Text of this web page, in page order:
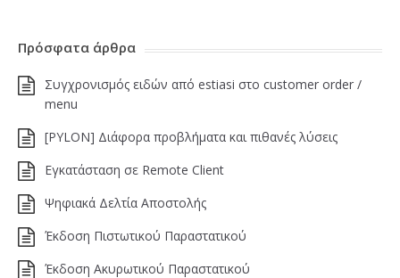
Πρόσφατα άρθρα
Συγχρονισμός ειδών από estiasi στο customer order /
menu
[PYLON] Διάφορα προβλήματα και πιθανές λύσεις
Εγκατάσταση σε Remote Client
Ψηφιακά Δελτία Αποστολής
Έκδοση Πιστωτικού Παραστατικού
Έκδοση Ακυρωτικού Παραστατικού